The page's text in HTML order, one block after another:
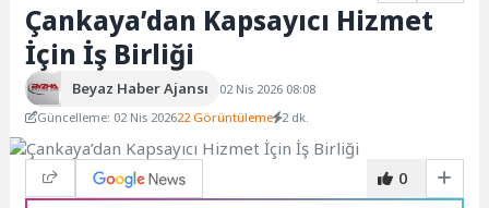
Çankaya’dan Kapsayıcı Hizmet
İçin İş Birliği
Beyaz Haber Ajansı
02 Nis 2026 08:08
Güncelleme: 02 Nis 202622 Görüntüleme 2 dk.
0